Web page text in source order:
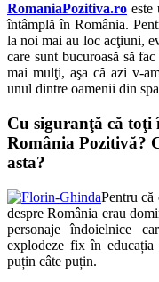
RomaniaPozitiva.ro este
întâmplă în România.
la noi mai au loc acţiuni,
care sunt bucuroasă să
mai mulţi, aşa că azi v-
unul dintre oamenii din
Cu siguranţă că toţi
România Pozitivă?
asta?
Pentru că
despre România erau
personaje îndoielnice
explodeze fix în educația
puțin câte puțin.